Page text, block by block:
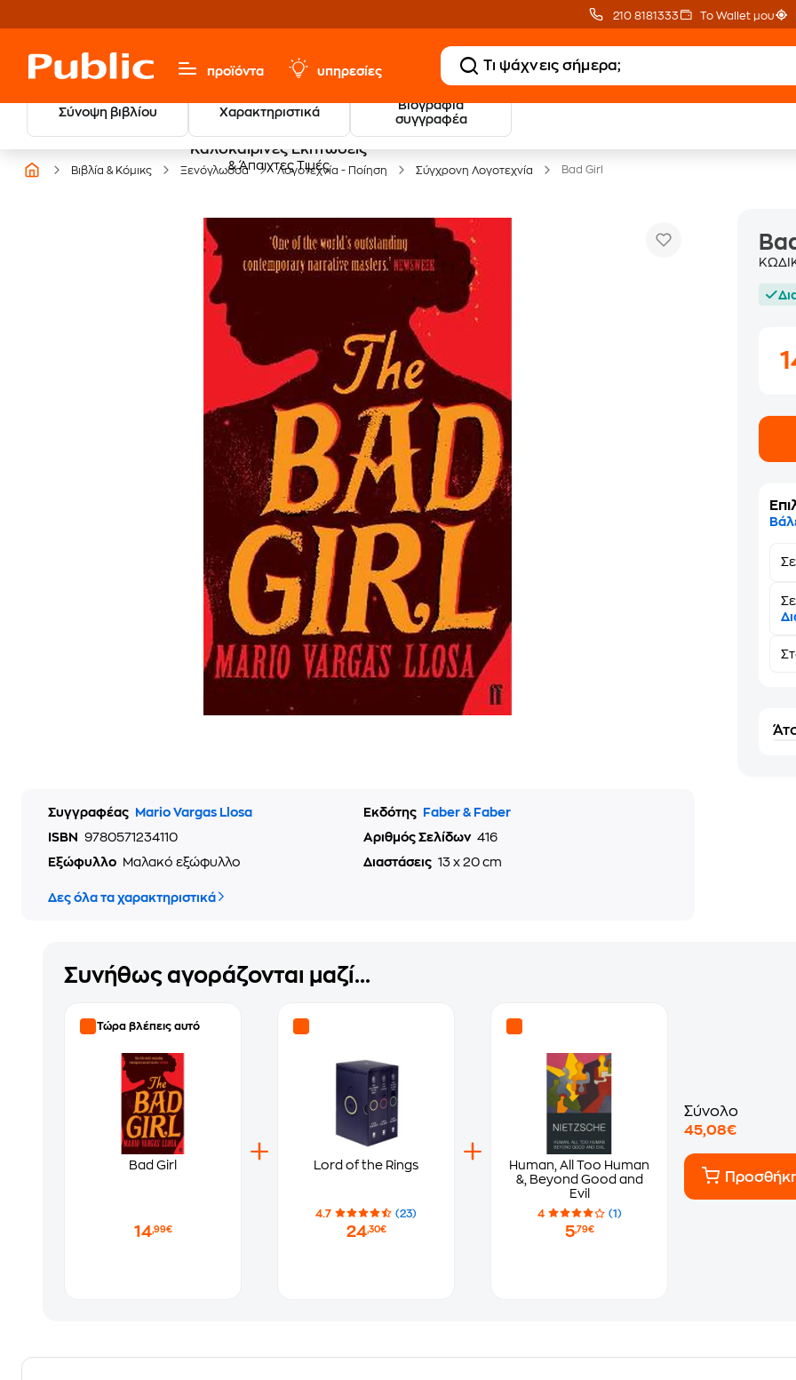
210 8181333 Το Wallet μου
προϊόντα υπηρεσίες
Σύνοψη βιβλίου Χαρακτηριστικά
Βιογραφία
συγγραφέα
Καλοκαιρινές Εκπτώσεις
& Άπαιχτες Τιμές
20 € Public επιστροφή
με Snappi
Βιβλία & Κόμικς Ξενόγλωσσα Λογοτεχνία - Ποίηση Σύγχρονη Λογοτεχνία Bad Girl
Συγγραφέας Mario Vargas Llosa Εκδότης
Faber & Faber
ISBN
9780571234110 Αριθμός Σελίδων 416
Εξώφυλλο
Μαλακό εξώφυλλο Διαστάσεις 13 x 20 cm
Δες όλα τα χαρακτηριστικά
Συνήθως αγοράζονται μαζί...
Τώρα βλέπεις αυτό
Bad Girl
14,99€
Lord of the Rings
4.7 (23)
24,30€
Human, All Too Human
&, Beyond Good and
Evil
4 (1)
5,79€
Σύνολο
45,08€